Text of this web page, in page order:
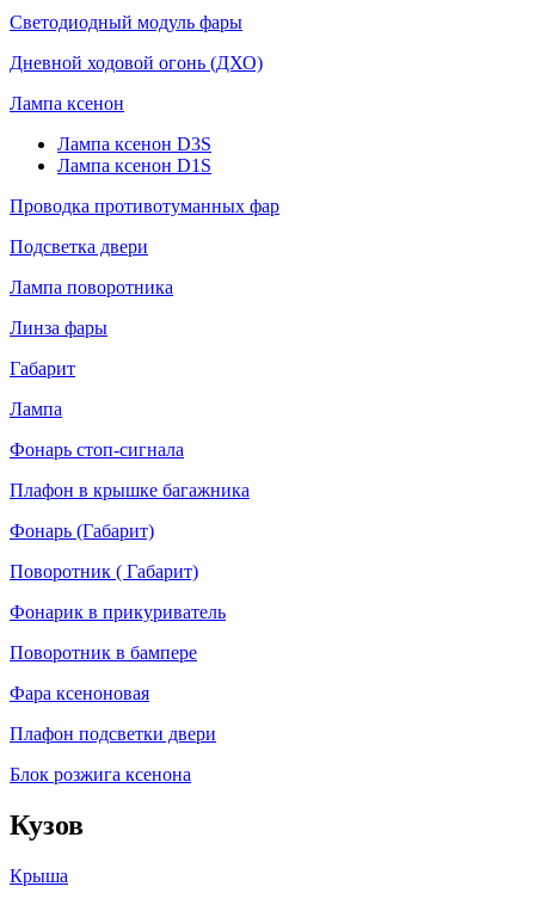
Светодиодный модуль фары
Дневной ходовой огонь (ДХО)
Лампа ксенон
Лампа ксенон D3S
Лампа ксенон D1S
Проводка противотуманных фар
Подсветка двери
Лампа поворотника
Линза фары
Габарит
Лампа
Фонарь стоп-сигнала
Плафон в крышке багажника
Фонарь (Габарит)
Поворотник ( Габарит)
Фонарик в прикуриватель
Поворотник в бампере
Фара ксеноновая
Плафон подсветки двери
Блок розжига ксенона
Кузов
Крыша